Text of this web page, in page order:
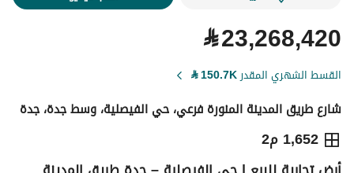
⃁23,268,420
القسط الشهري المقدر150.7K
⃁
شارع طريق المدينة المنورة فرعي، حي الفيصلية، وسط جدة، جدة
1,652 م2
⃁
23,268,420